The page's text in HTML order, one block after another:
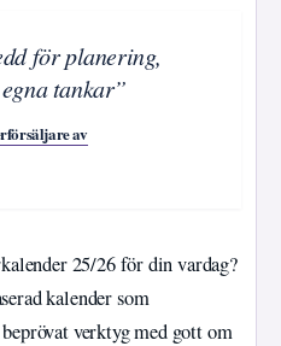
för planering,
tankar”
av
25/26 för din vardag?
kalender som
verktyg med gott om